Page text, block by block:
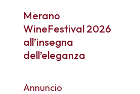
Merano
WineFestival 2026
all’insegna
dell’eleganza
Annuncio